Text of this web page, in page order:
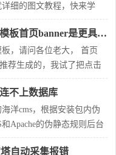
标签 02.自定义标签 03.if标
持php语句、多e
细的图文教程，快来学
海洋cms模板下载网站
），选择喜好的模
是人工测试过的模板，保
模板压缩包，上传文件到
海洋cms海洋默认模板首页banner是更具什么来推荐生成的
，请问各位老大， 首页
荐生成的，我试了把点击
都进入了首页的banner
响的 解决方法： 每个模
实际调用的内容来决定。
。 配合模板标签检查
不上数据库
洋cms，根据安装包内伪
Apache的伪静态规则后台
机应使用Apache的伪静态
塔自动采集报错